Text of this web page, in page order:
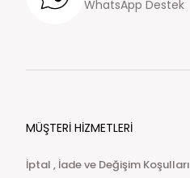
WhatsApp Destek
MÜŞTERİ HİZMETLERİ
İptal , İade ve Değişim Koşulları